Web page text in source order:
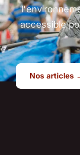
accessible
Nos articles